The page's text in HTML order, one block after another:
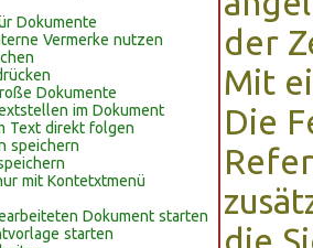
Dokumente
Vermerke nutzen
Dokumente
im Dokument
Text direkt folgen
speichern
mit Kontetxtmenü
Dokument starten
starten
der
Mit
Die